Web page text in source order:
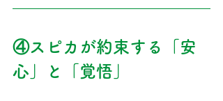
④スピカが約束する「安
心」と「覚悟」